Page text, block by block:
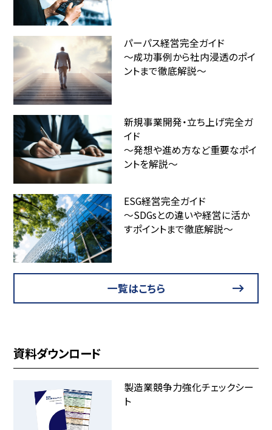
パーパス経営完全ガイド
～成功事例から社内浸透のポイ
ントまで徹底解説～
新規事業開発・立ち上げ完全ガ
イド
～発想や進め方など重要なポイ
ントを解説～
ESG経営完全ガイド
～SDGsとの違いや経営に活か
すポイントまで徹底解説～
一覧はこちら
資料ダウンロード
製造業競争力強化チェックシー
ト